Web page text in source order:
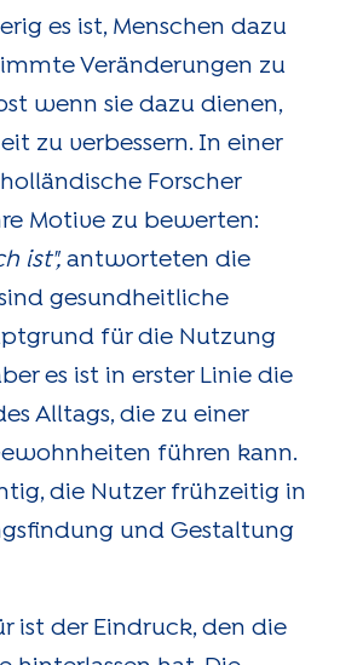
es ist, Menschen dazu
Veränderungen zu
wenn sie dazu dienen,
zu verbessern. In einer
Forscher
Motive zu bewerten:
ist", antworteten die
gesundheitliche
für die Nutzung
es ist in erster Linie die
Alltags, die zu einer
führen kann.
die Nutzer frühzeitig in
und Gestaltung
ist der Eindruck, den die